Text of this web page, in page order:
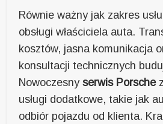
Równie ważny jak zakres
obsługi właściciela auta.
kosztów, jasna komunikacja
konsultacji technicznych
Nowoczesnyserwis Porsche
usługi dodatkowe, takie jak
odbiór pojazdu od klienta.